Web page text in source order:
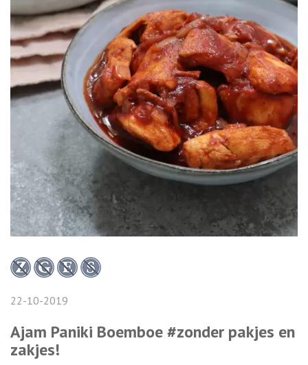
22-10-2019
Ajam Paniki Boemboe #zonder pakjes en
zakjes! ​​​​​​​